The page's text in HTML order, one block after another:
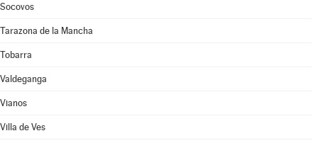
Socovos
Tarazona de la Mancha
Tobarra
Valdeganga
Vianos
Villa de Ves